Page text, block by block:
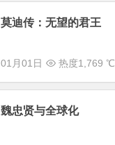
莫迪传：无望的君王
01月01日 热度1,769 ℃
魏忠贤与全球化